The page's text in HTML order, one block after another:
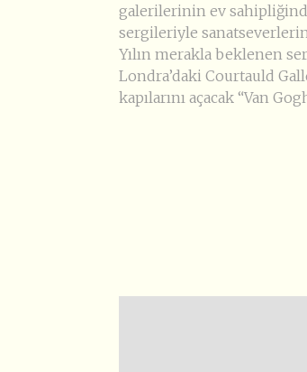
galerilerinin ev
sergileriyle
Yılın merakla beklenen
Londra’daki Courtauld
kapılarını açacak “Van